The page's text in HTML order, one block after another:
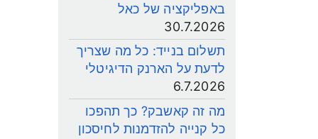
באפליקציה של כאל
30.7.2026
תשלום בנייד: כל מה שצריך
לדעת על הארנק הדיגיטלי
6.7.2026
מה זה קאשבק? כך תהפכו
כל קנייה להזדמנות לחיסכון